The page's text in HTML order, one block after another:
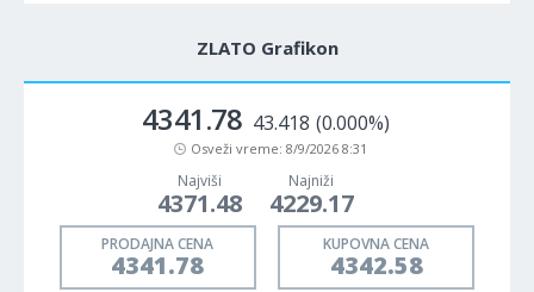
ZLATO Grafikon
4341.78 43.418 (0.000%)
Osveži vreme: 8/9/2026 8:31
Najviši
4371.48
Najniži
4229.17
PRODAJNA CENA
4341.78
KUPOVNA CENA
4342.58